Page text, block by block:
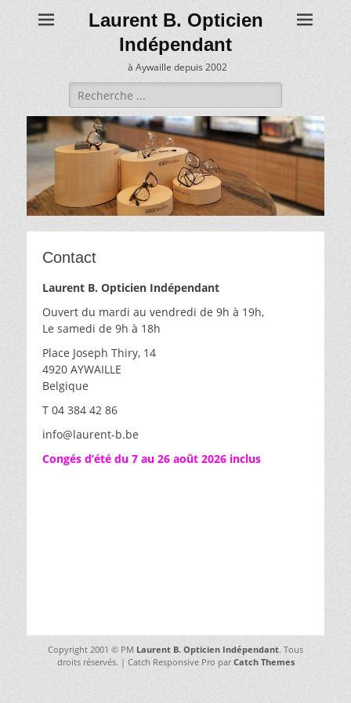
Laurent B. Opticien
Indépendant
à Aywaille depuis 2002
Recherche
de:
••••
Contact
Laurent B. Opticien Indépendant
Ouvert du mardi au vendredi de 9h à 19h,
Le samedi de 9h à 18h
Place Joseph Thiry, 14
4920 AYWAILLE
Belgique
T 04 384 42 86
info@laurent-b.be
Congés d’été du 7 au 26 août 2026 inclus
Copyright 2001 © PM Laurent B. Opticien Indépendant. Tous
droits réservés. | Catch Responsive Pro parCatch Themes